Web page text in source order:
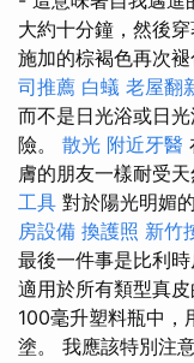
大約十分鐘，然後穿
施加的棕褐色再次
司推薦 白蟻 老屋翻
而不是日光浴或日
險。 散光 附近牙醫
膚的朋友一樣耐受
工具 對於陽光明媚
房設備 換護照 新竹
最後一件事是比利時
適用於所有類型真
100毫升塑料瓶中，
塗。 我應該特別注